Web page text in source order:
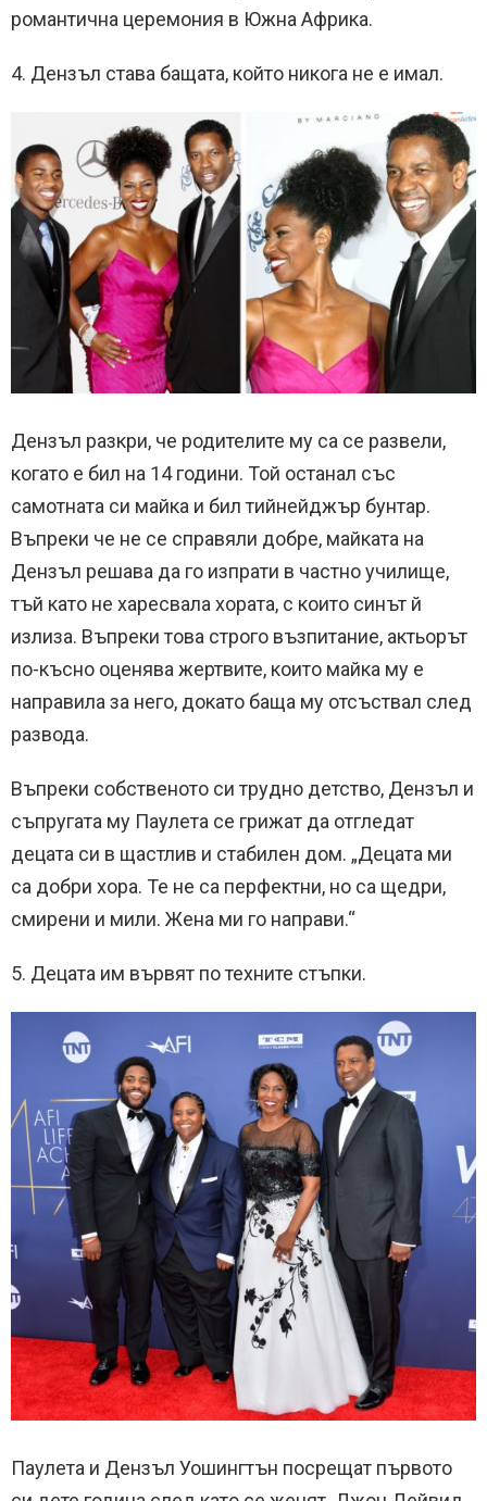
романтична церемония в Южна Африка.
4. Дензъл става бащата, който никога не е имал.
Дензъл разкри, че родителите му са се развели,
когато е бил на 14 години. Той останал със
самотната си майка и бил тийнейджър бунтар.
Въпреки че не се справяли добре, майката на
Дензъл решава да го изпрати в частно училище,
тъй като не харесвала хората, с които синът й
излиза. Въпреки това строго възпитание, актьорът
по-късно оценява жертвите, които майка му е
направила за него, докато баща му отсъствал след
развода.
Въпреки собственото си трудно детство, Дензъл и
съпругата му Паулета се грижат да отгледат
децата си в щастлив и стабилен дом. „Децата ми
са добри хора. Те не са перфектни, но са щедри,
смирени и мили. Жена ми го направи.“
5. Децата им вървят по техните стъпки.
Паулета и Дензъл Уошингтън посрещат първото